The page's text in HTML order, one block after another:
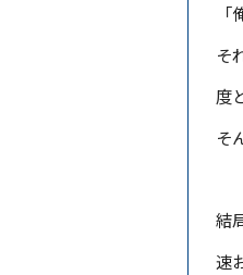
そ
度
そ
結
速